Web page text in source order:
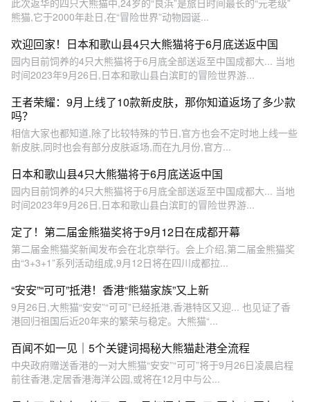
熊猫,它于2000年赴日,在“冒险世界”动物园诞...
欢迎回家！日本和歌山县4只大熊猫将于6月底送返中国
园内目前饲养的4只大熊猫将于6月底全部送返至中国成都大... 当地
时间2023年9月26日,日本和歌山县白滨町的冒险世界游...
王者荣耀：9月上线了10款新皮肤，那你知道返场了多少款
吗？
相信大家也都知道,除了比较特殊的节日,官方也会不定时地上线一些
新皮肤,同时也会有部分皮肤返场,而在九月份,官方...
日本和歌山县4只大熊猫将于6月底送返中国
园内目前饲养的4只大熊猫将于6月底全部送返至中国成都大... 当地
时间2023年9月26日,日本和歌山县白滨町的冒险世界游...
定了！第二届金熊猫奖将于9月12日在成都开幕
第二届金熊猫奖新闻发布会在北京举行。会上介绍,第二届金熊猫奖
由“3+3+1”系列活动组成,9月12日将在四川成都拉...
“安安”“可可”抵港！香港“熊猫家族”又上新
9月26日,大熊猫“安安”“可可”已经抵港,香港特区又迎... 也见证了香
港回归祖国后近20年来的繁荣与稳定。大熊猫“...
百闻不如一见｜5个关键词揭秘大熊猫赴港全流程
中央政府赠送香港的一对大熊猫“安安”“可可”将于9月26日凌晨启程
前往香港,定居香港海洋公园,或将在12月中与公...